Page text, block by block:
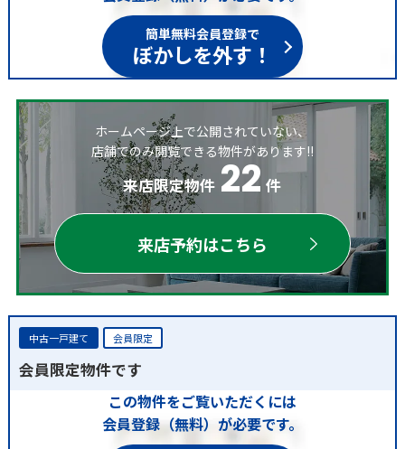
簡単無料会員登録で
ぼかしを外す！
ホームページ上で公開されていない、
店舗でのみ閲覧できる物件があります!!
来店限定物件 22 件
来店予約はこちら
中古一戸建て 会員限定
会員限定物件です
この物件をご覧いただくには
会員登録（無料）が必要です。